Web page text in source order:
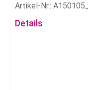
Artikel-Nr.:
Details